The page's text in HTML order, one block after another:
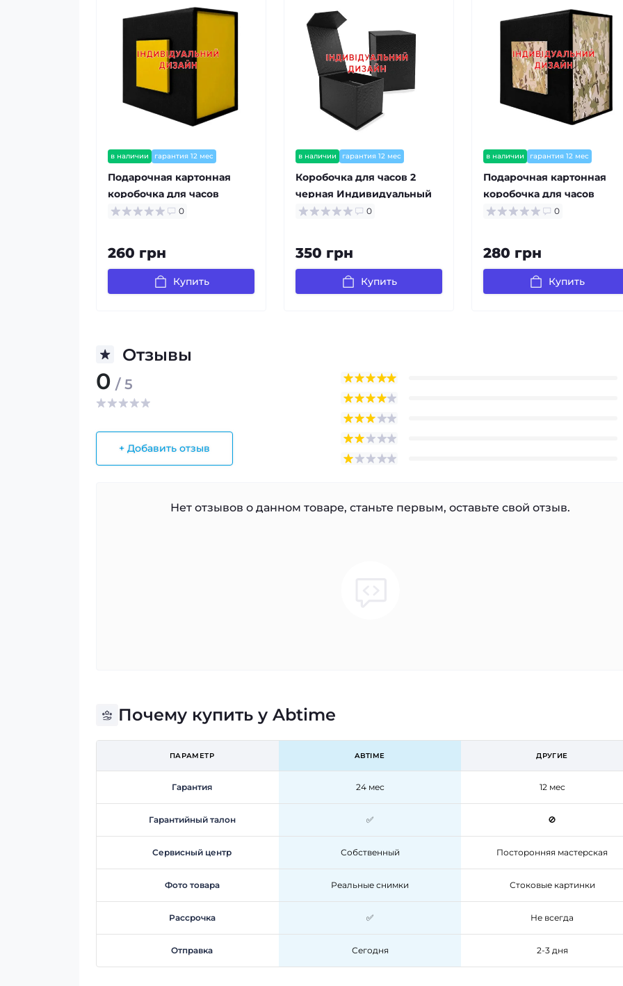
в наличии гарантия 12 мес
Подарочная картонная
коробочка для часов
черно-желтая0
260 грн
Купить
в наличии гарантия 12 мес
Коробочка для часов 2
черная Индивидуальный
дизайн
0
350 грн
Купить
в наличии гарантия 12 мес
Подарочная картонная
коробочка для часов
черная-камуляж
0
280 грн
Купить
Отзывы
0 / 5
+ Добавить отзыв
Нет отзывов о данном товаре, станьте первым, оставьте свой отзыв.
Почему купить у Abtime
ПАРАМЕТР ABTIME ДРУГИЕ
Гарантия 24 мес 12 мес
Гарантийный талон ✅ 🚫
Сервисный центр Собственный Посторонняя мастерская
Фото товара Реальные снимки Стоковые картинки
Рассрочка ✅ Не всегда
Отправка Сегодня 2-3 дня